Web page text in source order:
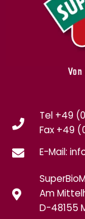
Tel +49
Fax +49
E-Mail:
Am
D-48155